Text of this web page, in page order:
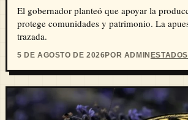
El gobernador planteó que apoyar la
protege comunidades y patrimonio. La
trazada.
5 DE AGOSTO DE 2026POR ADMIN ESTADOS